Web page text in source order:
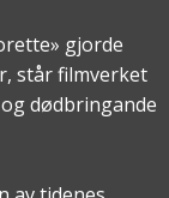
gjorde
står filmverket
dødbringande